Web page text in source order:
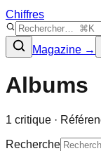
Chiffres
Magazine →
Albums
1 critique ·
Recherche